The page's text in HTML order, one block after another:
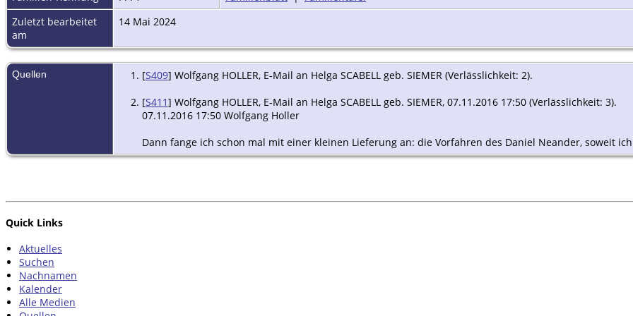
Zuletzt bearbeitet
am
14 Mai 2024
Quellen [S409] Wolfgang HOLLER, E-Mail an Helga SCABELL geb. SIEMER (Verlässlichkeit: 2).
[S411] Wolfgang HOLLER, E-Mail an Helga SCABELL geb. SIEMER, 07.11.2016 17:50 (Verlässlichkeit: 3).
07.11.2016 17:50 Wolfgang Holler
Dann fange ich schon mal mit einer kleinen Lieferung an: die Vorfahren des Daniel Neander, soweit
Quick Links
Aktuelles
Suchen
Nachnamen
Kalender
Alle Medien